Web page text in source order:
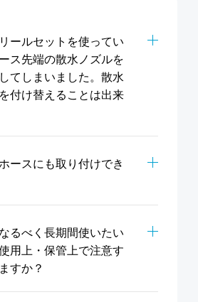
ールセットを使ってい
ス先端の散水ノズルを
てしまいました。散水
付け替えることは出来
ースにも取り付けでき
るべく長期間使いたい
用上・保管上で注意す
すか？